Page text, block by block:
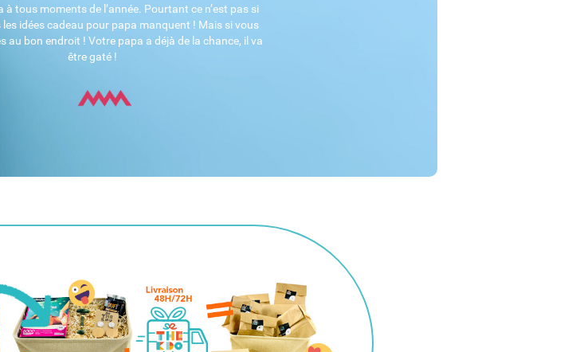
à tous moments de l’année. Pourtant ce n’est pas si
idées cadeau pour papa manquent ! Mais si vous
au bon endroit ! Votre papa a déjà de la chance, il va
être gaté !